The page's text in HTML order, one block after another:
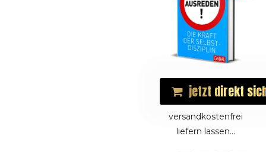
jetzt direkt
versandkostenfrei
liefern lassen...